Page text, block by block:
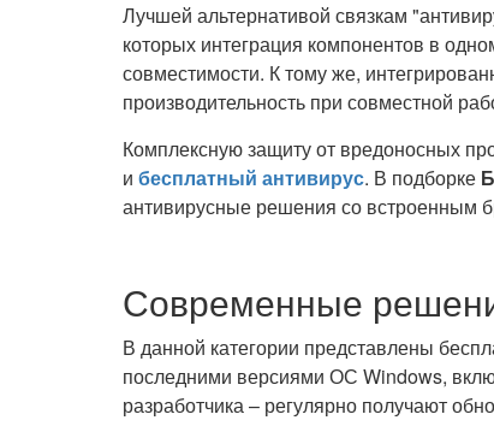
Лучшей альтернативой связкам
которых интеграция компонентов в
совместимости. К тому же,
производительность при совместной
Комплексную защиту от вредоносных
и бесплатный антивирус. В подборке
антивирусные решения со встроенным
Современные
В данной категории представлены
последними версиями ОС Windows,
разработчика – регулярно получают